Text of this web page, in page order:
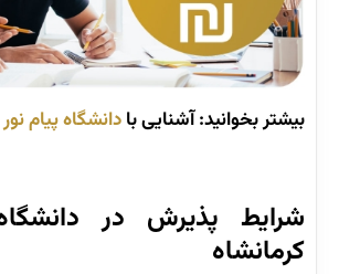
بیشتر بخوانید: آشنایی بادانشگاه پیام
شرایط پذیرش در
کرمانشاه